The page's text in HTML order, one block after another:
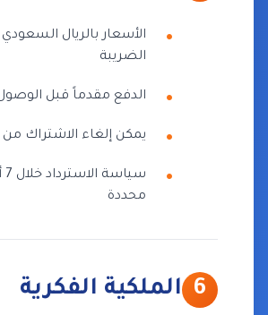
الأسعار بالريال
الضريبة
الدفع مقدماً قبل
يمكن إلغاء الاشتراك من
محددة
6 الملكية الفكرية